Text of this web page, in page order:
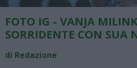
FOTO IG - VANJA
SORRIDENTE CON SUA
di Redazione